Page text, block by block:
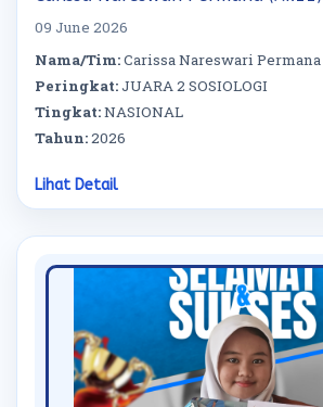
09 June 2026
Nama/Tim:Carissa Nareswari Permana
Peringkat:JUARA 2 SOSIOLOGI
Tingkat:NASIONAL
Tahun:2026
Lihat Detail